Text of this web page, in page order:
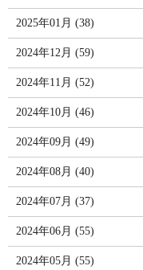
2025年01月 (38)
2024年12月 (59)
2024年11月 (52)
2024年10月 (46)
2024年09月 (49)
2024年08月 (40)
2024年07月 (37)
2024年06月 (55)
2024年05月 (55)